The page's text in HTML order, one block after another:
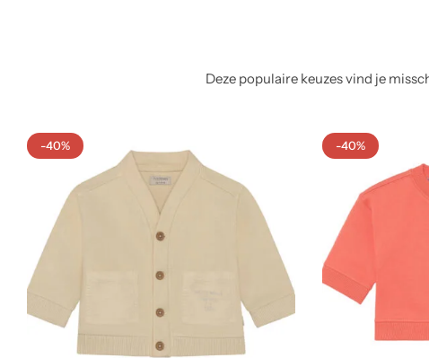
Deze populaire keuzes vind je
-40% -40%